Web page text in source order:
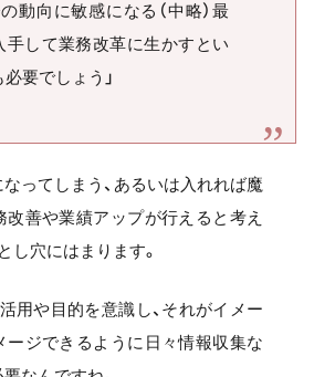
動向に敏感になる（中略）最
手して業務改革に生かすとい
要でしょう」
ってしまう、あるいは入れれば魔
善や業績アップが行えると考え
し穴にはまります。
活用や目的を意識し、それがイメー
ージできるように日々情報収集な